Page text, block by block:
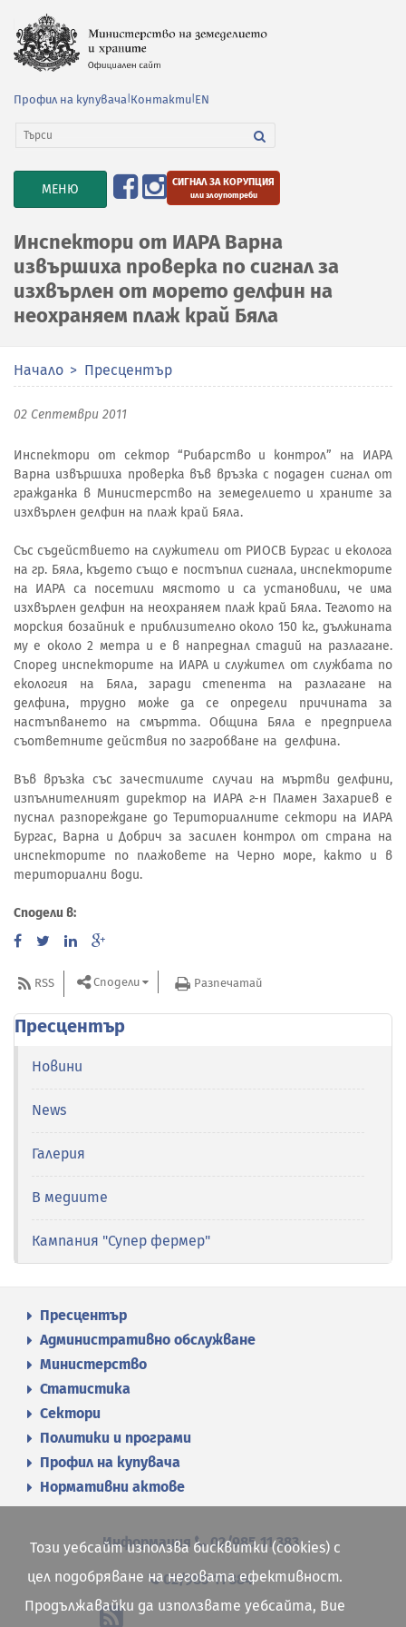
Профил на купувача Контакти EN
TOGGLE
NAVIGATION
МЕНЮ СИГНАЛ ЗА КОРУПЦИЯ
или злоупотреби
Инспектори от ИАРА Варна
извършиха проверка по сигнал за
изхвърлен от морето делфин на
неохраняем плаж край Бяла
Начало Пресцентър
02 Септември 2011
Инспектори от сектор “Рибарство и контрол” на ИАРА
Варна извършиха проверка във връзка с подаден сигнал от
гражданка в Министерство на земеделието и храните за
изхвърлен делфин на плаж край Бяла.
Със съдействието на служители от РИОСВ Бургас и еколога
на гр. Бяла, където също е постъпил сигнала, инспекторите
на ИАРА са посетили мястото и са установили, че има
изхвърлен делфин на неохраняем плаж край Бяла. Теглото на
морския бозайник е приблизително около 150 кг., дължината
му е около 2 метра и е в напреднал стадий на разлагане.
Според инспекторите на ИАРА и служител от службата по
екология на Бяла, заради степента на разлагане на
делфина, трудно може да се определи причината за
настъпването на смъртта. Община Бяла е предприела
съответните действия по загробване на делфина.
Във връзка със зачестилите случаи на мъртви делфини,
изпълнителният директор на ИАРА г-н Пламен Захариев е
пуснал разпореждане до Териториалните сектори на ИАРА
Бургас, Варна и Добрич за засилен контрол от страна на
инспекторите по плажовете на Черно море, както и в
териториални води.
Сподели в:
RSS Сподели Разпечатай
Пресцентър
Новини
News
Галерия
В медиите
Кампания "Супер фермер"
Пресцентър
Административно обслужване
Министерство
Статистика
Сектори
Политики и програми
Профил на купувача
Нормативни актове
Информация 02/985 11 383
02/985 11 384
Този уебсайт използва бисквитки (cookies) с
цел подобряване на неговата ефективност.
Продължавайки да използвате уебсайта, Вие